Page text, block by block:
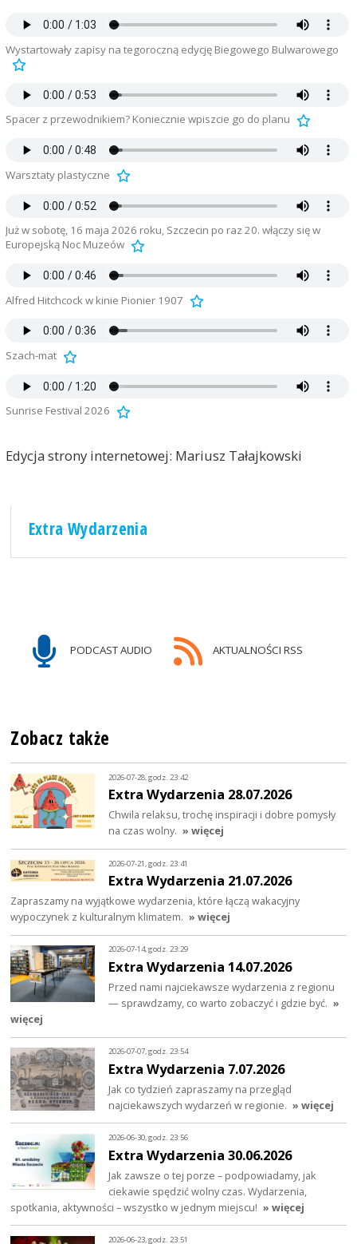
Wystartowały zapisy na tegoroczną edycję Biegowego Bulwarowego
Spacer z przewodnikiem? Koniecznie wpiszcie go do planu
Warsztaty plastyczne
Już w sobotę, 16 maja 2026 roku, Szczecin po raz 20. włączy się w
Europejską Noc Muzeów
Alfred Hitchcock w kinie Pionier 1907
Szach-mat
Sunrise Festival 2026
Edycja strony internetowej: Mariusz Tałajkowski
Extra Wydarzenia
PODCAST AUDIO AKTUALNOŚCI RSS
Zobacz także
2026-07-28, godz. 23:42
Extra Wydarzenia 28.07.2026
Chwila relaksu, trochę inspiracji i dobre pomysły
na czas wolny. » więcej
2026-07-21, godz. 23:41
Extra Wydarzenia 21.07.2026
Zapraszamy na wyjątkowe wydarzenia, które łączą wakacyjny
wypoczynek z kulturalnym klimatem. » więcej
2026-07-14, godz. 23:29
Extra Wydarzenia 14.07.2026
Przed nami najciekawsze wydarzenia z regionu
— sprawdzamy, co warto zobaczyć i gdzie być. »
więcej
2026-07-07, godz. 23:54
Extra Wydarzenia 7.07.2026
Jak co tydzień zapraszamy na przegląd
najciekawszych wydarzeń w regionie. » więcej
2026-06-30, godz. 23:56
Extra Wydarzenia 30.06.2026
Jak zawsze o tej porze – podpowiadamy, jak
ciekawie spędzić wolny czas. Wydarzenia,
spotkania, aktywności – wszystko w jednym miejscu! » więcej
2026-06-23, godz. 23:51